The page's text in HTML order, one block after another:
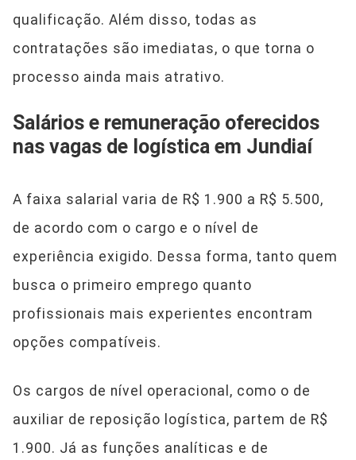
qualificação. Além disso, todas as
contratações são imediatas, o que torna o
processo ainda mais atrativo.
Salários e remuneração oferecidos
nas vagas de logística em Jundiaí
A faixa salarial varia de R$ 1.900 a R$ 5.500,
de acordo com o cargo e o nível de
experiência exigido. Dessa forma, tanto quem
busca o primeiro emprego quanto
profissionais mais experientes encontram
opções compatíveis.
Os cargos de nível operacional, como o de
auxiliar de reposição logística, partem de R$
1.900. Já as funções analíticas e de